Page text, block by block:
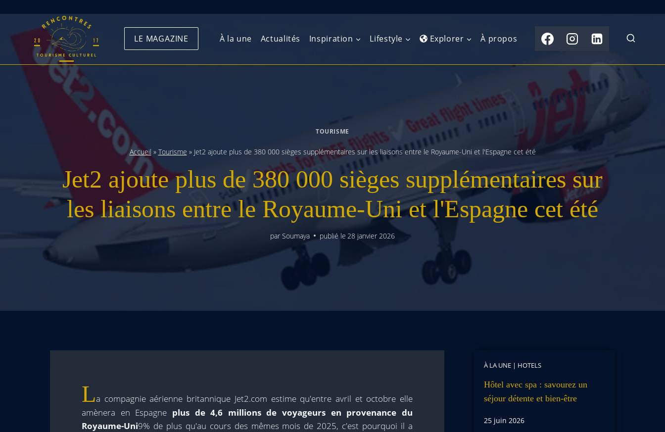
LE MAGAZINE À la une Actualités Inspiration Lifestyle Explorer
Europe de l’Est
Balkans
Antilles et Caraïbes
Amérique du Sud
Afrique de l’Ouest
Afrique de l’Est
Afrique australe
Moyen-Orient
Asie centrale
Sous-continent
indien
Asie du Sud-Est
Extrême-Orient
Australasie
À propos
TOURISME
Accueil » Tourisme » Jet2 ajoute plus de 380 000 sièges supplémentaires sur les liaisons entre le Royaume-Uni et l'Espagne cet été
Jet2 ajoute plus de 380 000 sièges supplémentaires sur
les liaisons entre le Royaume-Uni et l'Espagne cet été
par Soumaya publié le 28 janvier 2026
La compagnie aérienne britannique Jet2.com estime qu'entre avril et octobre elle
amènera en Espagne plus de 4,6 millions de voyageurs en provenance du
Royaume-Uni9% de plus qu'au cours des mêmes mois de 2025, c'est pourquoi il a
À LA UNE| HOTELS
Hôtel avec spa : savourez un
séjour détente et bien-être
25 juin 2026